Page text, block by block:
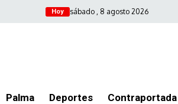
Hoy sábado , 8 agosto 2026
Palma Deportes Contraportada